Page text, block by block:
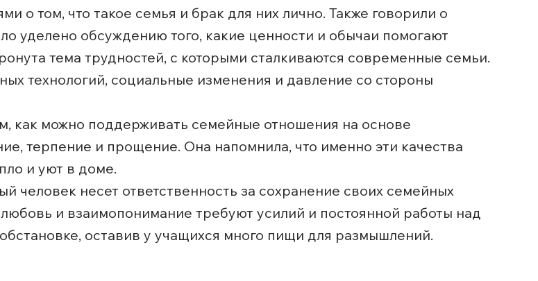
о том, что такое семья и брак для них лично. Также говорили о
уделено обсуждению того, какие ценности и обычаи помогают
тема трудностей, с которыми сталкиваются современные семьи.
технологий, социальные изменения и давление со стороны
как можно поддерживать семейные отношения на основе
терпение и прощение. Она напомнила, что именно эти качества
и уют в доме.
человек несет ответственность за сохранение своих семейных
и взаимопонимание требуют усилий и постоянной работы над
оставив у учащихся много пищи для размышлений.